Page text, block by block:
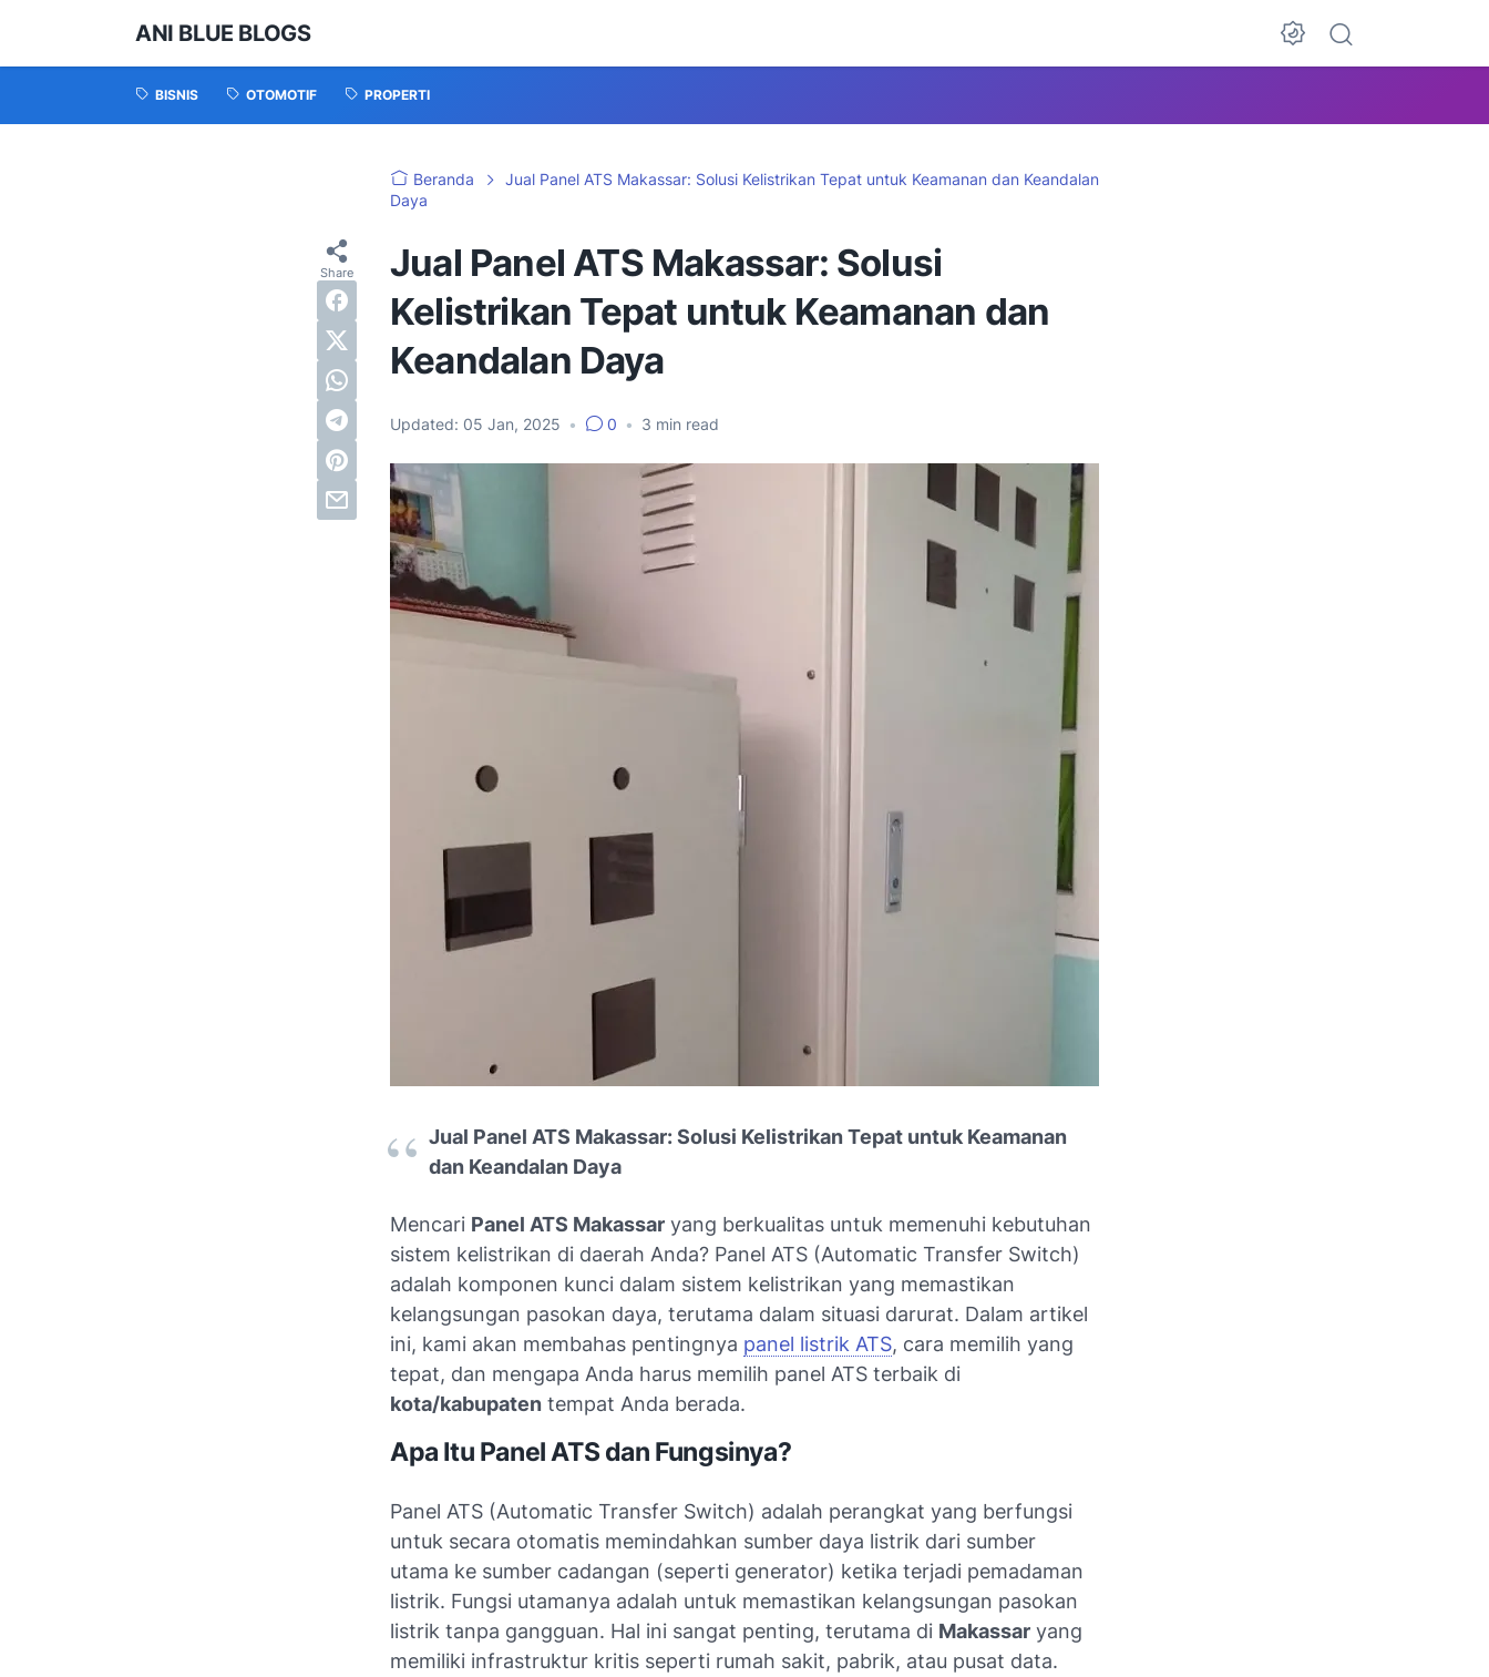
ANI BLUE BLOGS
BISNIS OTOMOTIF PROPERTI
Beranda
Jual Panel ATS Makassar: Solusi Kelistrikan Tepat untuk Keamanan dan Keandalan
Daya
Jual Panel ATS Makassar: Solusi
Kelistrikan Tepat untuk Keamanan dan
Keandalan Daya
Updated: 05 Jan, 2025 • 0 • 3 min read
Jual Panel ATS Makassar: Solusi Kelistrikan Tepat untuk Keamanan
dan Keandalan Daya
Mencari Panel ATS Makassar yang berkualitas untuk memenuhi kebutuhan
sistem kelistrikan di daerah Anda? Panel ATS (Automatic Transfer Switch)
adalah komponen kunci dalam sistem kelistrikan yang memastikan
kelangsungan pasokan daya, terutama dalam situasi darurat. Dalam artikel
ini, kami akan membahas pentingnya panel listrik ATS, cara memilih yang
tepat, dan mengapa Anda harus memilih panel ATS terbaik di
kota/kabupaten tempat Anda berada.
Apa Itu Panel ATS dan Fungsinya?
Panel ATS (Automatic Transfer Switch) adalah perangkat yang berfungsi
untuk secara otomatis memindahkan sumber daya listrik dari sumber
utama ke sumber cadangan (seperti generator) ketika terjadi pemadaman
listrik. Fungsi utamanya adalah untuk memastikan kelangsungan pasokan
listrik tanpa gangguan. Hal ini sangat penting, terutama di Makassar yang
memiliki infrastruktur kritis seperti rumah sakit, pabrik, atau pusat data.